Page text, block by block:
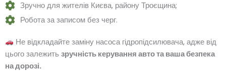
Зручно для жителів Києва, району Троєщина;
Робота за записом без черг.
Не відкладайте заміну насоса гідропідсилювача, адже від
цього залежить зручність керування авто та ваша безпека
на дорозі.